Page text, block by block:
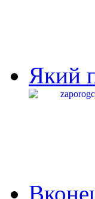
Який